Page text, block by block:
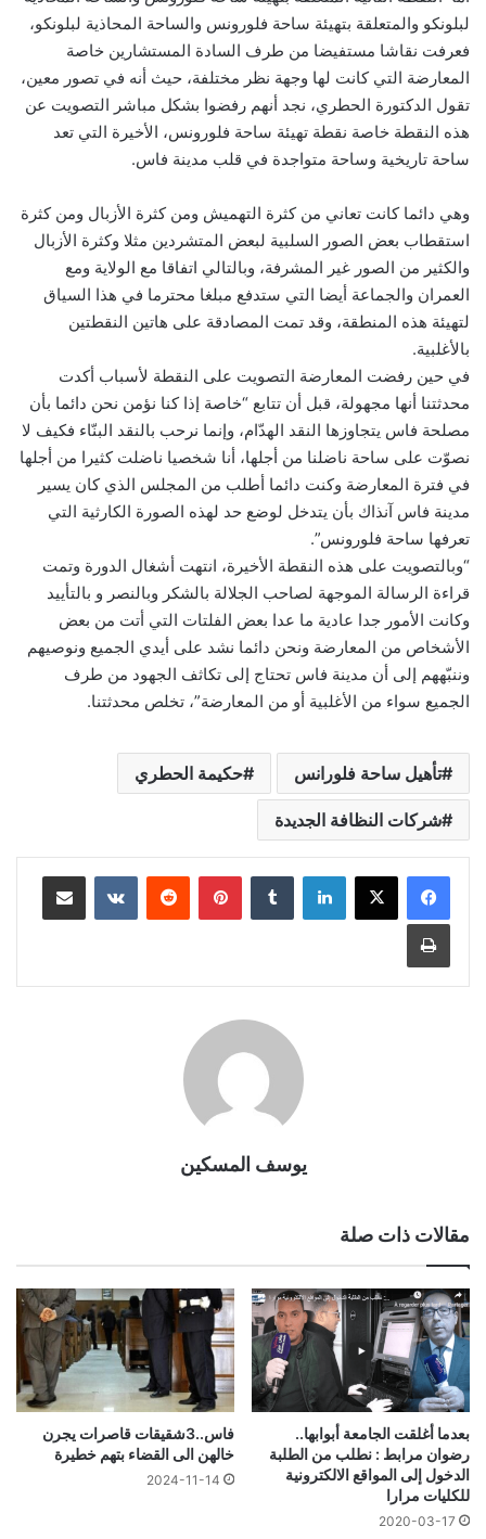
لبلونكو والمتعلقة بتهيئة ساحة فلورونس والساحة المحاذية لبلونكو،
فعرفت نقاشا مستفيضا من طرف السادة المستشارين خاصة
المعارضة التي كانت لها وجهة نظر مختلفة، حيث أنه في تصور معين،
تقول الدكتورة الحطري، نجد أنهم رفضوا بشكل مباشر التصويت عن
هذه النقطة خاصة نقطة تهيئة ساحة فلورونس، الأخيرة التي تعد
ساحة تاريخية وساحة متواجدة في قلب مدينة فاس.
وهي دائما كانت تعاني من كثرة التهميش ومن كثرة الأزبال ومن كثرة
استقطاب بعض الصور السلبية لبعض المتشردين مثلا وكثرة الأزبال
والكثير من الصور غير المشرفة، وبالتالي اتفاقا مع الولاية ومع
العمران والجماعة أيضا التي ستدفع مبلغا محترما في هذا السياق
لتهيئة هذه المنطقة، وقد تمت المصادقة على هاتين النقطتين
بالأغلبية.
في حين رفضت المعارضة التصويت على النقطة لأسباب أكدت
محدثتنا أنها مجهولة، قبل أن تتابع “خاصة إذا كنا نؤمن نحن دائما بأن
مصلحة فاس يتجاوزها النقد الهدّام، وإنما نرحب بالنقد البنّاء فكيف لا
نصوّت على ساحة ناضلنا من أجلها، أنا شخصيا ناضلت كثيرا من أجلها
في فترة المعارضة وكنت دائما أطلب من المجلس الذي كان يسير
مدينة فاس آنذاك بأن يتدخل لوضع حد لهذه الصورة الكارثية التي
تعرفها ساحة فلورونس”.
“وبالتصويت على هذه النقطة الأخيرة، انتهت أشغال الدورة وتمت
قراءة الرسالة الموجهة لصاحب الجلالة بالشكر وبالنصر و بالتأييد
وكانت الأمور جدا عادية ما عدا بعض الفلتات التي أتت من بعض
الأشخاص من المعارضة ونحن دائما نشد على أيدي الجميع ونوصيهم
وننبّههم إلى أن مدينة فاس تحتاج إلى تكاثف الجهود من طرف
الجميع سواء من الأغلبية أو من المعارضة”، تخلص محدثتنا.
تأهيل ساحة فلورانس حكيمة الحطري
شركات النظافة الجديدة
لينكدإن بينتيريست مشاركة عبر البريد
طباعة
يوسف المسكين
مقالات ذات صلة
بعدما أغلقت الجامعة أبوابها..
رضوان مرابط : نطلب من الطلبة
الدخول إلى المواقع الالكترونية
للكليات مرارا
2020-03-17
فاس..3شقيقات قاصرات يجرن
خالهن الى القضاء بتهم خطيرة
2024-11-14